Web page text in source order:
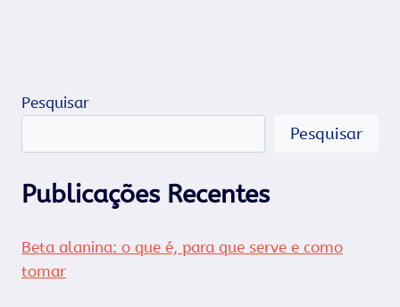
Pesquisar
Pesquisar
Publicações Recentes
Beta alanina: o que é, para que serve e como
tomar